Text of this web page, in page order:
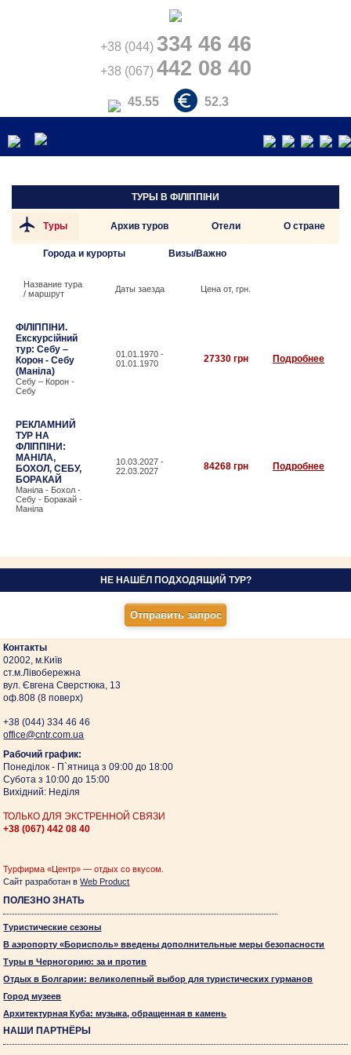
+38 (044) 334 46 46
+38 (067) 442 08 40
45.55 52.3
ТУРЫ В ФІЛІППІНИ
Туры Архив туров Отели О стране
Города и курорты Визы/Важно
Название тура
/ маршрут
Даты заезда Цена от, грн.
ФІЛІППІНИ.
Екскурсійний
тур: Себу –
Корон - Себу
(Маніла)
Себу – Корон -
Себу
01.01.1970 -
01.01.1970
27330 грн Подробнее
РЕКЛАМНИЙ
ТУР НА
ФЛІППІНИ:
МАНІЛА,
БОХОЛ, СЕБУ,
БОРАКАЙ
Маніла - Бохол -
Себу - Боракай -
Маніла
10.03.2027 -
22.03.2027
84268 грн Подробнее
НЕ НАШЁЛ ПОДХОДЯЩИЙ ТУР?
Контакты
02002, м.Київ
ст.м.Лівобережна
вул. Євгена Сверстюка, 13
оф.808 (8 поверх)
+38 (044)334 46 46
оffice@cntr.com.ua
Рабочий график:
Понеділок - П`ятница з 09:00 до 18:00
Субота з 10:00 до 15:00
Вихідний: Неділя
ТОЛЬКО ДЛЯ ЭКСТРЕННОЙ СВЯЗИ
+38 (067)442 08 40
Турфирма «Центр» — отдых со вкусом.
Сайт разработан вWeb Product
ПОЛЕЗНО ЗНАТЬ
Туристические сезоны
В аэропорту «Борисполь» введены дополнительные меры безопасности
Туры в Черногорию: за и против
Отдых в Болгарии: великолепный выбор для туристических гурманов
Город музеев
Архитектурная Куба: музыка, обращенная в камень
НАШИ ПАРТНЁРЫ